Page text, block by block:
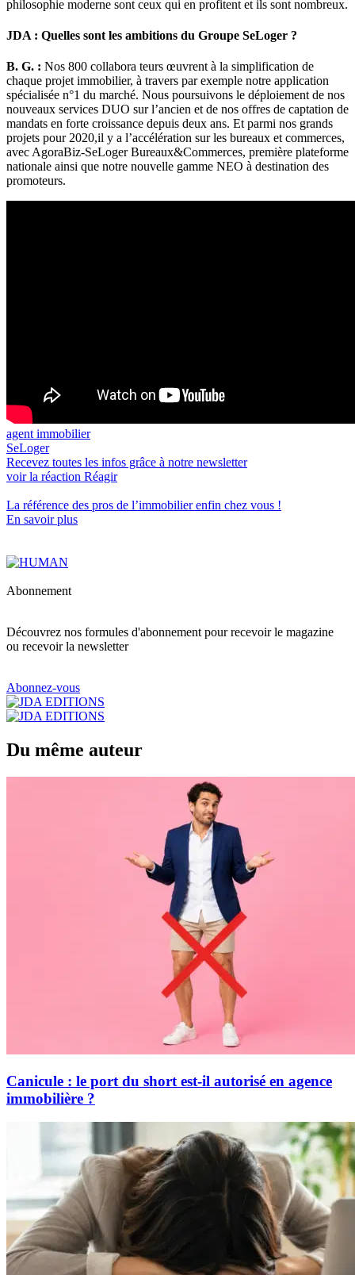
philosophie moderne sont ceux qui en profitent et ils sont nombreux.
JDA : Quelles sont les ambitions du Groupe SeLoger ?
B. G. : Nos 800 collabora teurs œuvrent à la simplification de
chaque projet immobilier, à travers par exemple notre application
spécialisée n°1 du marché. Nous poursuivons le déploiement de nos
nouveaux services DUO sur l’ancien et de nos offres de captation de
mandats en forte croissance depuis deux ans. Et parmi nos grands
projets pour 2020,il y a l’accélération sur les bureaux et commerces,
avec AgoraBiz-SeLoger Bureaux&Commerces, première plateforme
nationale ainsi que notre nouvelle gamme NEO à destination des
promoteurs.
agent immobilier
SeLoger
Recevez toutes les infos grâce à notre newsletter
voir la réaction Réagir
La référence des pros de l’immobilierenfin chez vous !
En savoir plus
Abonnement
Découvrez nos formules d'abonnement pour recevoir le magazine
ou recevoir la newsletter
Abonnez-vous
Du même auteur
Canicule : le port du short est-il autorisé en agence
immobilière ?